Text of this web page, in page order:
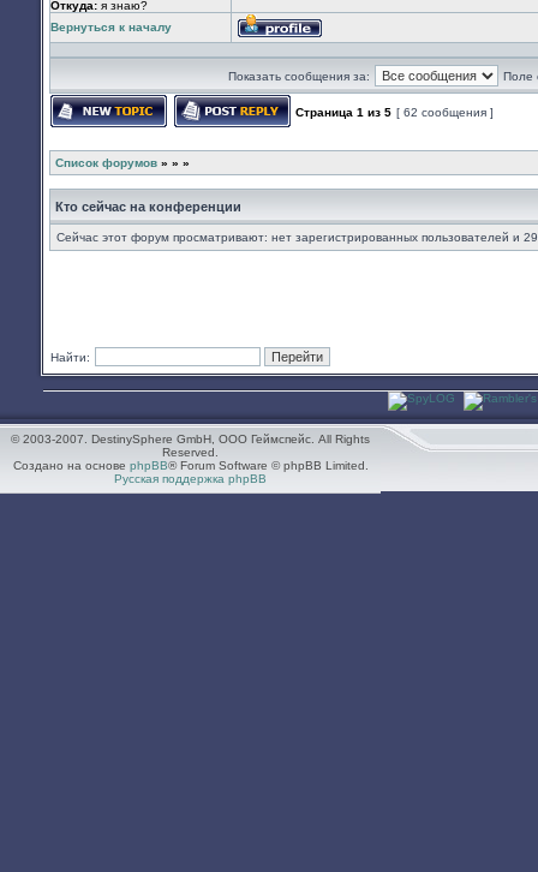
Откуда: я знаю?
Вернуться к началу
Профиль
Показать сообщения за: Поле
Страница 1 из 5 [ 62 сообщения ]
Список форумов » » »
Кто сейчас на конференции
Сейчас этот форум просматривают: нет зарегистрированных пользователей и 29
Найти:
© 2003-2007. DestinySphere GmbH, ООО Геймспейс. All Rights
Reserved.
Создано на основе phpBB® Forum Software © phpBB Limited.
Русская поддержка phpBB